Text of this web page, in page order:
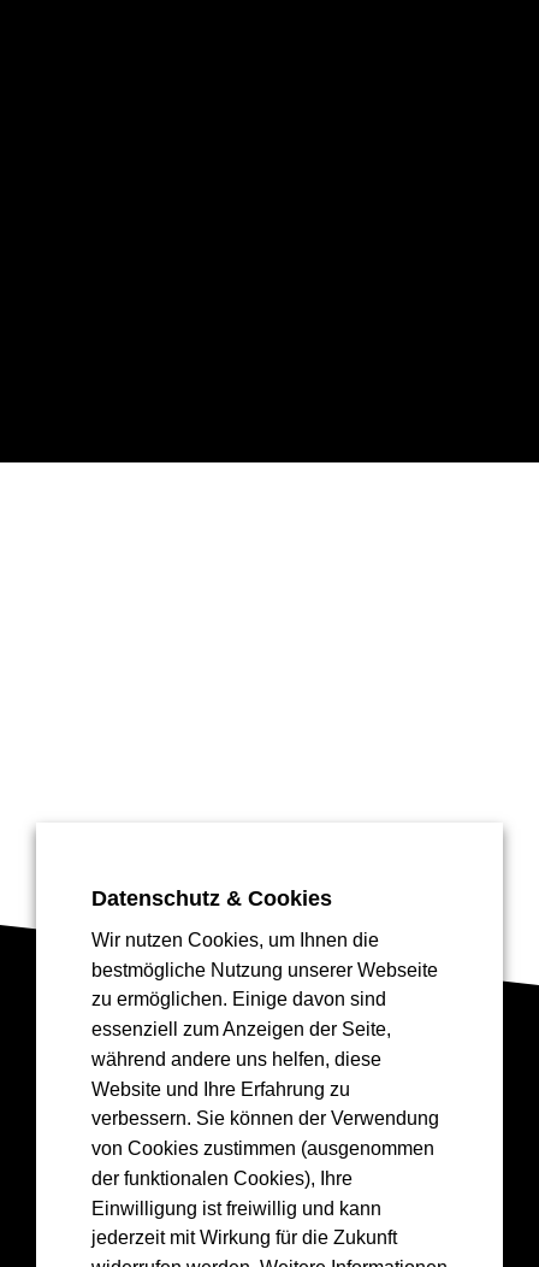
Drea
mGreen
💚
🏀
💚
Kontakt
Datenschutz & Cookies
Wir nutzen Cookies, um Ihnen die
bestmögliche Nutzung unserer Webseite
zu ermöglichen. Einige davon sind
essenziell zum Anzeigen der Seite,
während andere uns helfen, diese
Website und Ihre Erfahrung zu
verbessern. Sie können der Verwendung
von Cookies zustimmen (ausgenommen
der funktionalen Cookies), Ihre
Einwilligung ist freiwillig und kann
jederzeit mit Wirkung für die Zukunft